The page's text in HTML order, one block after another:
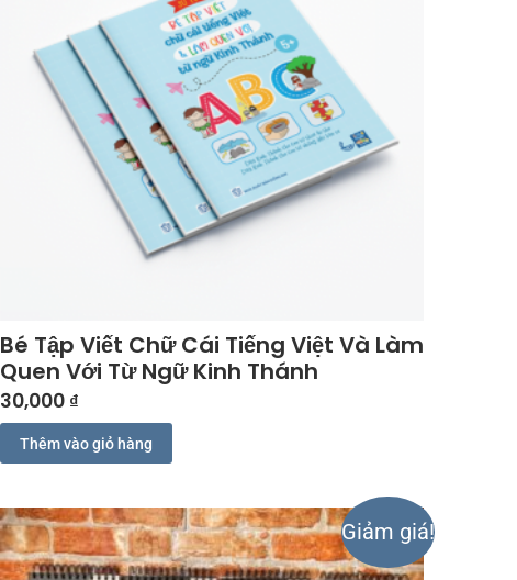
Bé Tập Viết Chữ Cái Tiếng Việt Và Làm
Quen Với Từ Ngữ Kinh Thánh
30,000 ₫
Thêm vào giỏ hàng
Giảm giá!